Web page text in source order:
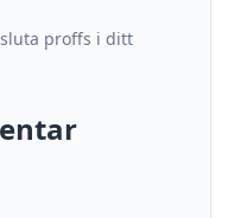
proffs i ditt